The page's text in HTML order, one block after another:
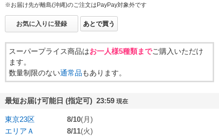
※お届け先が離島(沖縄)のご注文はPayPay対象外です
お気に入りに登録 あとで買う
スーパープライス商品はお一人様5種類までご購入いただけ
ます。
数量制限のない通常品 もあります。
最短お届け可能日 (指定可) 23:59 現在
東京23区 8/10(月)
エリアＡ
8/11(火)